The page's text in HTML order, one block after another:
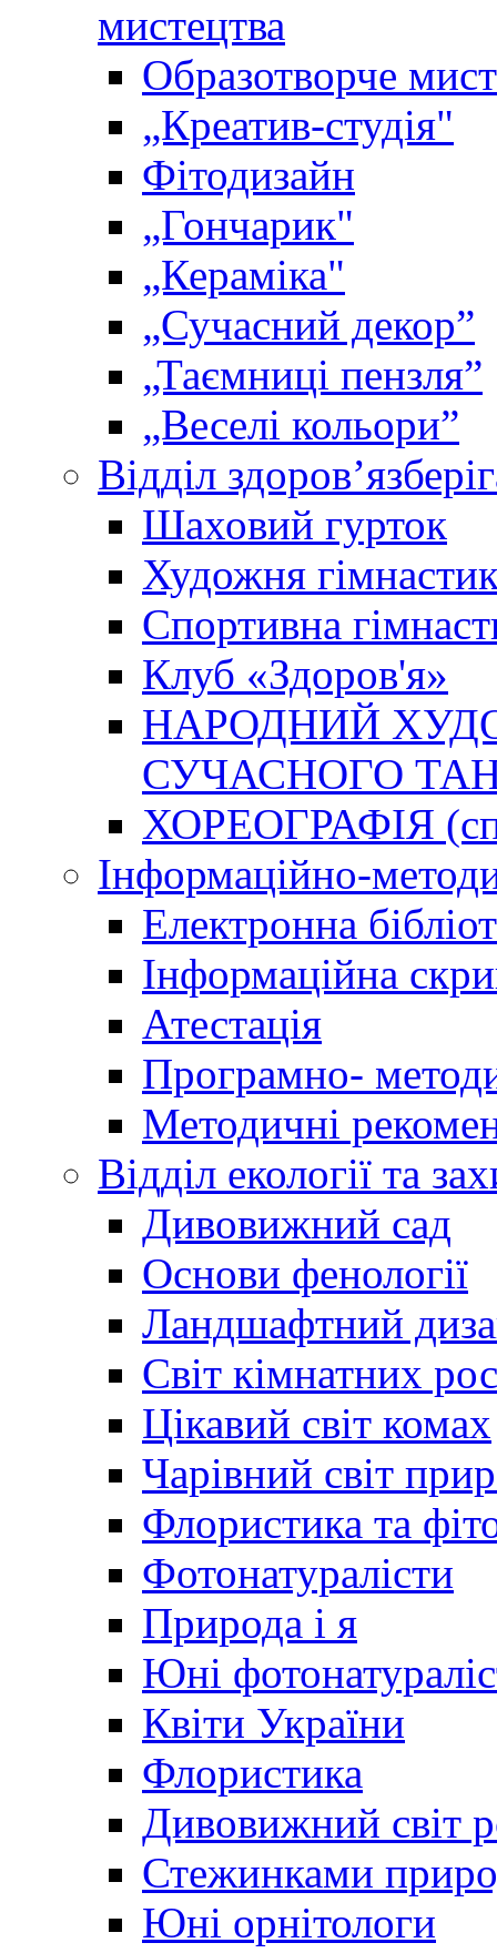
мистецтва
Образотворче
„Креатив-студія"
Фітодизайн
„Гончарик"
„Кераміка"
„Сучасний декор”
„Таємниці пензля”
„Веселі кольори”
Відділ
Шаховий гурток
Художня
Спортивна
Клуб «Здоров'я»
НАРОДНИЙ
СУЧАСНОГО
ХОРЕОГРАФІЯ
Інформаційно-
Електронна
Інформаційна
Атестація
Програмно-
Методичні
Відділ екології та
Дивовижний сад
Основи фенології
Ландшафтний
Світ кімнатних
Цікавий світ комах
Чарівний світ
Флористика та
Фотонатуралісти
Природа і я
Юні
Квіти України
Флористика
Дивовижний світ
Стежинками
Юні орнітологи